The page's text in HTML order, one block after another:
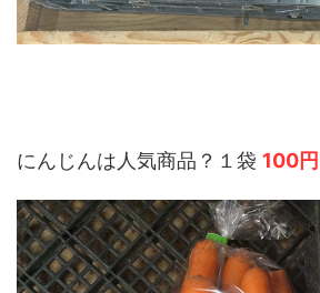
にんじんは人気商品？１袋 100円